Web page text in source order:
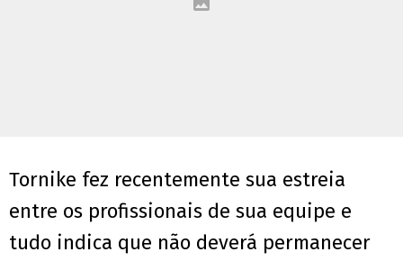
Tornike fez recentemente sua estreia
entre os profissionais de sua equipe e
tudo indica que não deverá permanecer